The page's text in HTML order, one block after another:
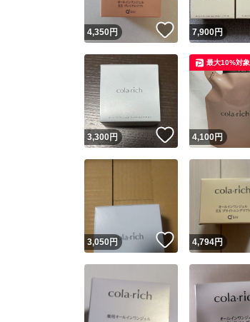
4,350円 いいね！
7,900円
3,300 円 いいね！
4,100円
最大10%対象
3,050円 いいね！
4,794円